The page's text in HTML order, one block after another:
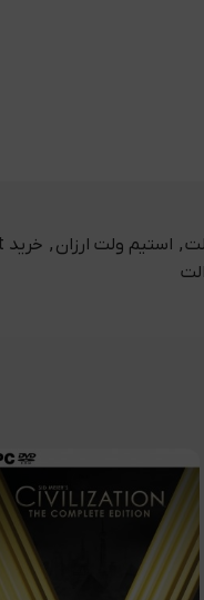
, استیم ولت ارزان , خرید steam wallet